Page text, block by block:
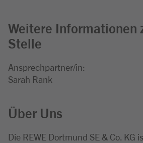
Weitere Informationen
Stelle
Ansprechpartner/in:
Sarah Rank
Über Uns
Die REWE Dortmund SE & Co. KG